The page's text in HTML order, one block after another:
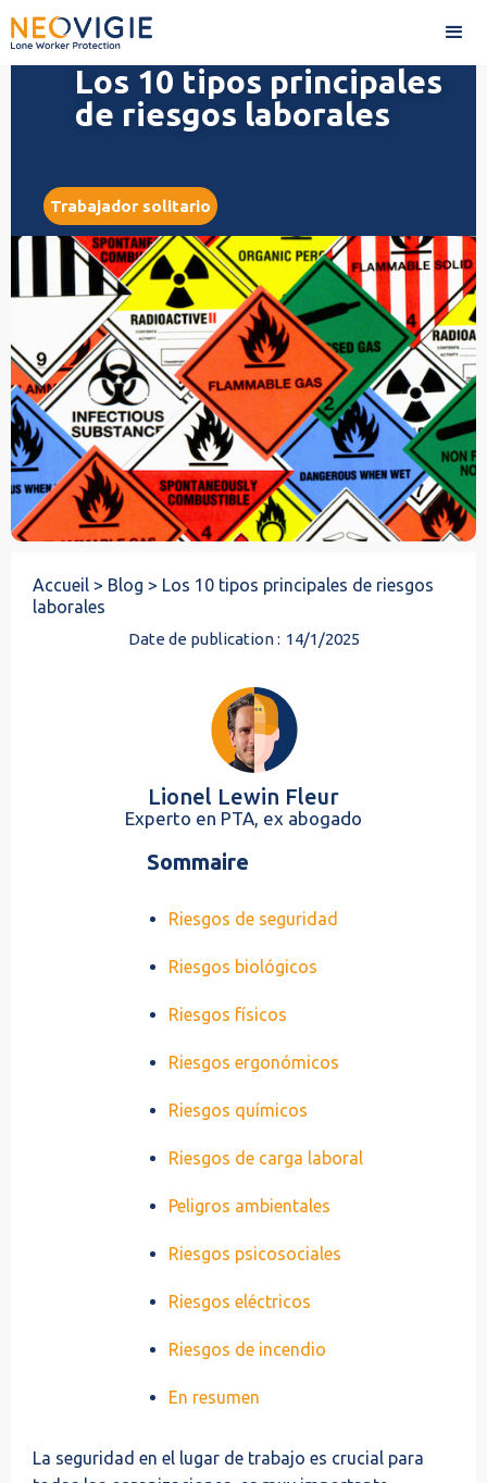
Trabajador solitario
Los 10 tipos principales
de riesgos laborales
Accueil > Blog > Los 10 tipos principales de riesgos
laborales
Date de publication : 14/1/2025
Lionel Lewin Fleur
Experto en PTA, ex abogado
Sommaire
Riesgos de seguridad
Riesgos biológicos
Riesgos físicos
Riesgos ergonómicos
Riesgos químicos
Riesgos de carga laboral
Peligros ambientales
Riesgos psicosociales
Riesgos eléctricos
Riesgos de incendio
En resumen
La seguridad en el lugar de trabajo es crucial para